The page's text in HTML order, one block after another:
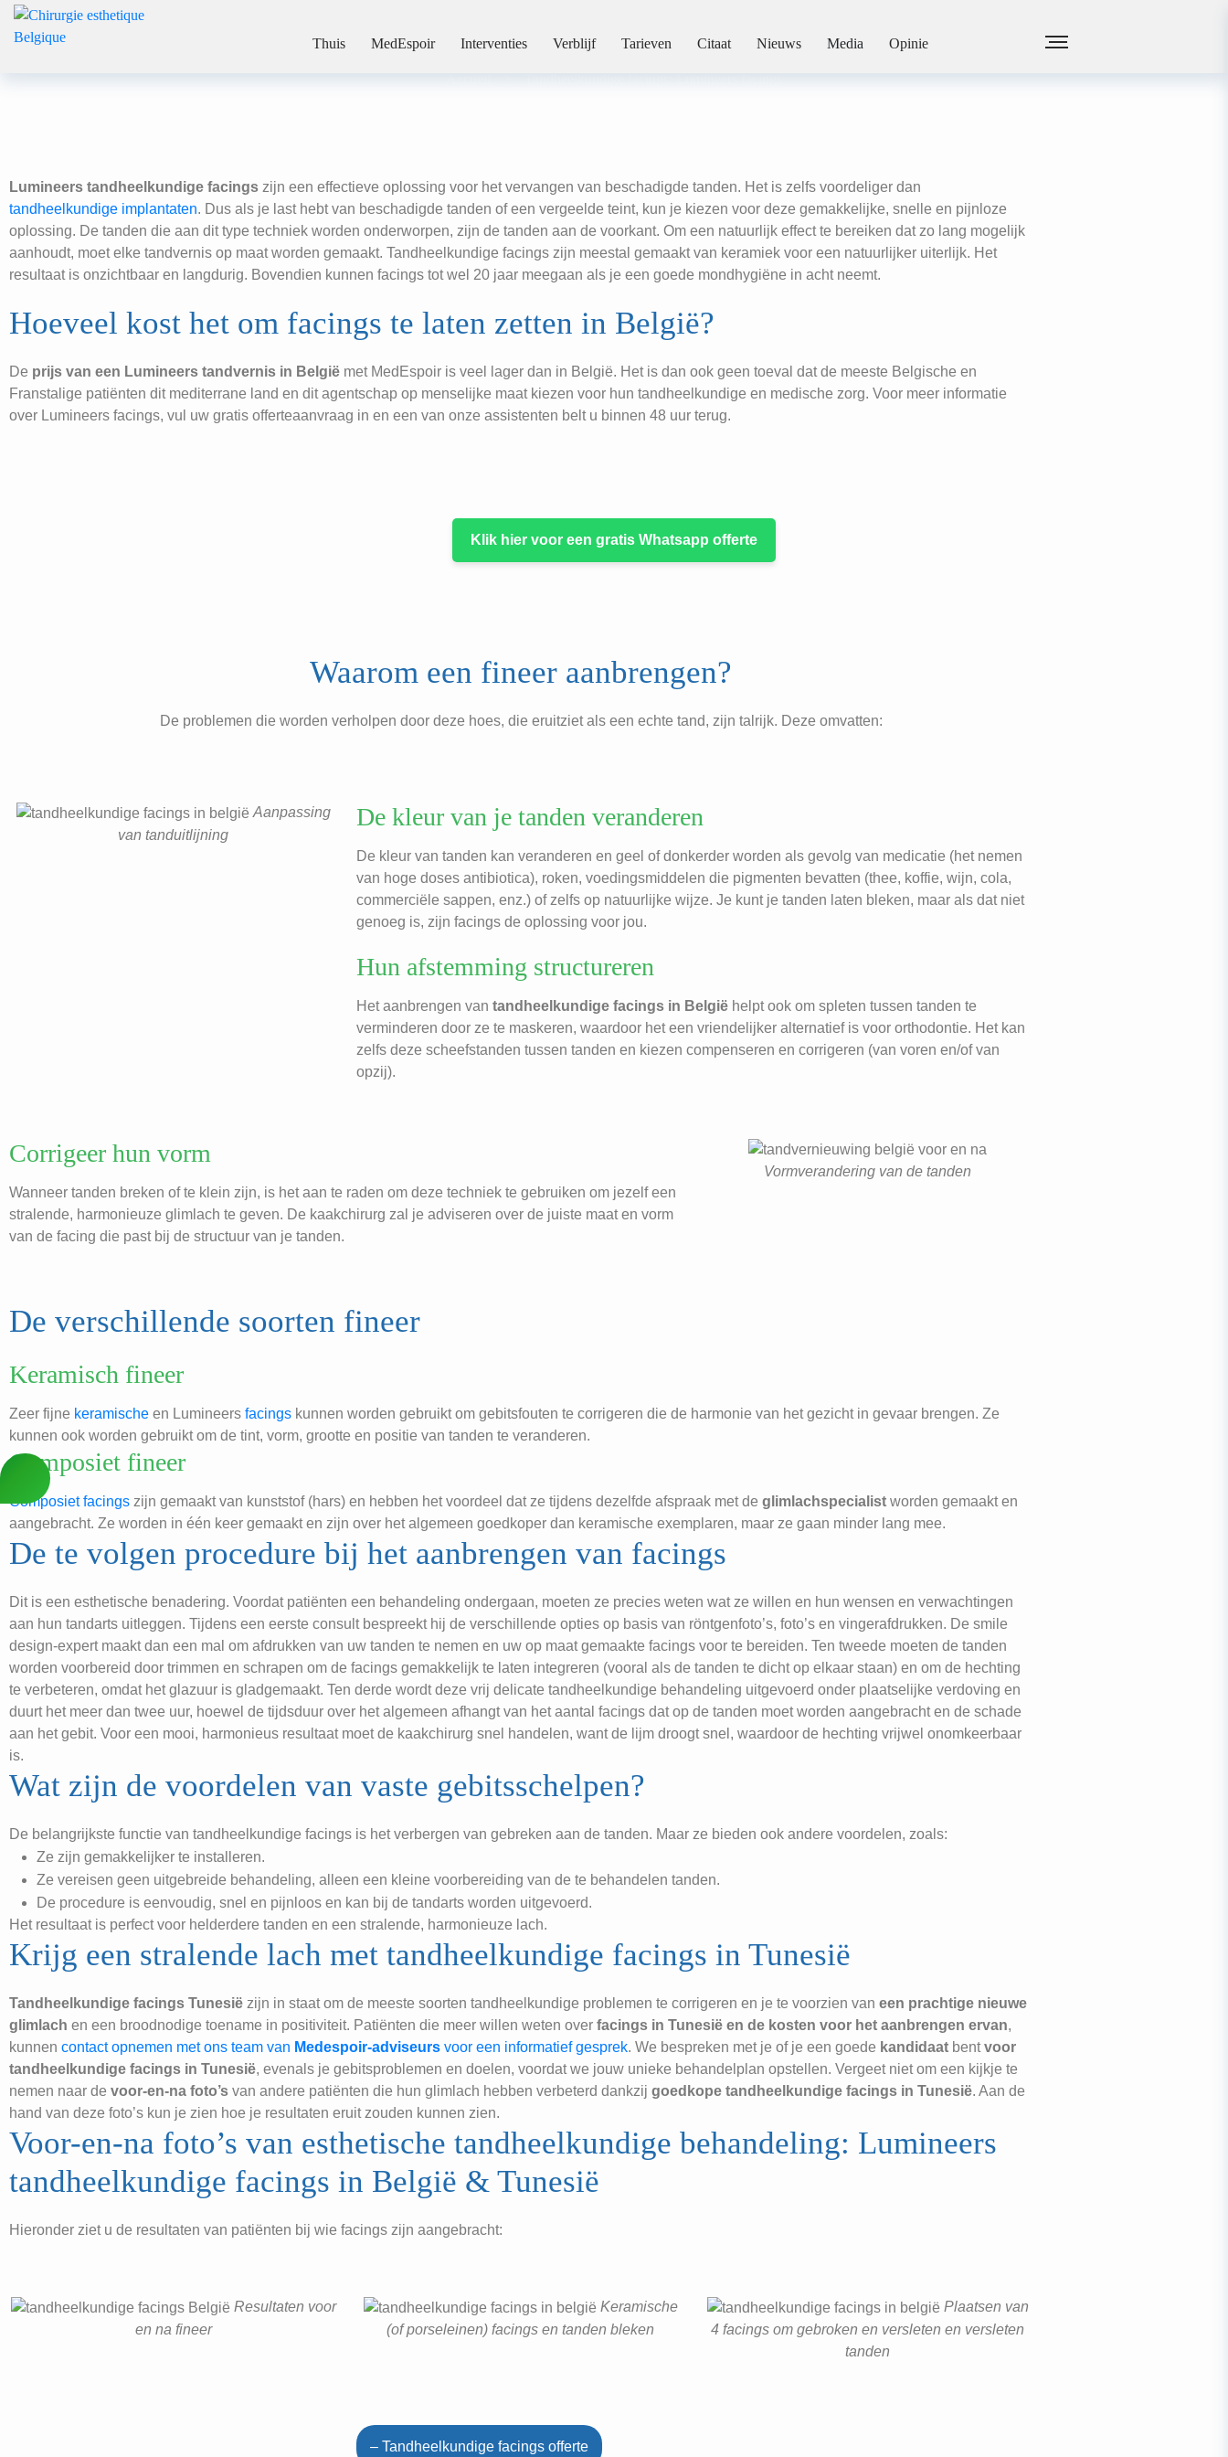
Thuis MedEspoir Interventies Verblijf Tarieven Citaat Nieuws Media Opinie
Lumineers tandheelkundige facings zijn een effectieve oplossing voor het vervangen van beschadigde tanden. Het is zelfs voordeliger dan
tandheelkundige implantaten. Dus als je last hebt van beschadigde tanden of een vergeelde teint, kun je kiezen voor deze gemakkelijke, snelle en pijnloze
oplossing. De tanden die aan dit type techniek worden onderworpen, zijn de tanden aan de voorkant. Om een natuurlijk effect te bereiken dat zo lang mogelijk
aanhoudt, moet elke tandvernis op maat worden gemaakt. Tandheelkundige facings zijn meestal gemaakt van keramiek voor een natuurlijker uiterlijk. Het
resultaat is onzichtbaar en langdurig. Bovendien kunnen facings tot wel 20 jaar meegaan als je een goede mondhygiëne in acht neemt.
Hoeveel kost het om facings te laten zetten in België?
De prijs van een Lumineers tandvernis in België met MedEspoir is veel lager dan in België. Het is dan ook geen toeval dat de meeste Belgische en
Franstalige patiënten dit mediterrane land en dit agentschap op menselijke maat kiezen voor hun tandheelkundige en medische zorg. Voor meer informatie
over Lumineers facings, vul uw gratis offerteaanvraag in en een van onze assistenten belt u binnen 48 uur terug.
Klik hier voor een gratis Whatsapp offerte
Waarom een fineer aanbrengen?
De problemen die worden verholpen door deze hoes, die eruitziet als een echte tand, zijn talrijk. Deze omvatten:
Aanpassing
van tanduitlijning
De kleur van je tanden veranderen
De kleur van tanden kan veranderen en geel of donkerder worden als gevolg van medicatie (het nemen
van hoge doses antibiotica), roken, voedingsmiddelen die pigmenten bevatten (thee, koffie, wijn, cola,
commerciële sappen, enz.) of zelfs op natuurlijke wijze. Je kunt je tanden laten bleken, maar als dat niet
genoeg is, zijn facings de oplossing voor jou.
Hun afstemming structureren
Het aanbrengen van tandheelkundige facings in Belgiëhelpt ook om spleten tussen tanden te
verminderen door ze te maskeren, waardoor het een vriendelijker alternatief is voor orthodontie. Het kan
zelfs deze scheefstanden tussen tanden en kiezen compenseren en corrigeren (van voren en/of van
opzij).
Corrigeer hun vorm
Wanneer tanden breken of te klein zijn, is het aan te raden om deze techniek te gebruiken om jezelf een
stralende, harmonieuze glimlach te geven. De kaakchirurg zal je adviseren over de juiste maat en vorm
van de facing die past bij de structuur van je tanden.
Vormverandering van de tanden
De verschillende soorten fineer
Keramisch fineer
Zeer fijne keramische en Lumineers facings kunnen worden gebruikt om gebitsfouten te corrigeren die de harmonie van het gezicht in gevaar brengen. Ze
kunnen ook worden gebruikt om de tint, vorm, grootte en positie van tanden te veranderen.
Composiet fineer
Composiet facings zijn gemaakt van kunststof (hars) en hebben het voordeel dat ze tijdens dezelfde afspraak met de glimlachspecialist worden gemaakt en
aangebracht. Ze worden in één keer gemaakt en zijn over het algemeen goedkoper dan keramische exemplaren, maar ze gaan minder lang mee.
De te volgen procedure bij het aanbrengen van facings
Dit is een esthetische benadering. Voordat patiënten een behandeling ondergaan, moeten ze precies weten wat ze willen en hun wensen en verwachtingen
aan hun tandarts uitleggen. Tijdens een eerste consult bespreekt hij de verschillende opties op basis van röntgenfoto’s, foto’s en vingerafdrukken. De smile
design-expert maakt dan een mal om afdrukken van uw tanden te nemen en uw op maat gemaakte facings voor te bereiden. Ten tweede moeten de tanden
worden voorbereid door trimmen en schrapen om de facings gemakkelijk te laten integreren (vooral als de tanden te dicht op elkaar staan) en om de hechting
te verbeteren, omdat het glazuur is gladgemaakt. Ten derde wordt deze vrij delicate tandheelkundige behandeling uitgevoerd onder plaatselijke verdoving en
duurt het meer dan twee uur, hoewel de tijdsduur over het algemeen afhangt van het aantal facings dat op de tanden moet worden aangebracht en de schade
aan het gebit. Voor een mooi, harmonieus resultaat moet de kaakchirurg snel handelen, want de lijm droogt snel, waardoor de hechting vrijwel onomkeerbaar
is.
Wat zijn de voordelen van vaste gebitsschelpen?
De belangrijkste functie van tandheelkundige facings is het verbergen van gebreken aan de tanden. Maar ze bieden ook andere voordelen, zoals:
Ze zijn gemakkelijker te installeren.
Ze vereisen geen uitgebreide behandeling, alleen een kleine voorbereiding van de te behandelen tanden.
De procedure is eenvoudig, snel en pijnloos en kan bij de tandarts worden uitgevoerd.
Het resultaat is perfect voor helderdere tanden en een stralende, harmonieuze lach.
Krijg een stralende lach met tandheelkundige facings in Tunesië
Tandheelkundige facings Tunesië zijn in staat om de meeste soorten tandheelkundige problemen te corrigeren en je te voorzien van een prachtige nieuwe
glimlach en een broodnodige toename in positiviteit. Patiënten die meer willen weten over facings in Tunesië en de kosten voor het aanbrengen ervan,
kunnen contact opnemen met ons team van Medespoir-adviseurs voor een informatief gesprek. We bespreken met je of je een goede kandidaat bentvoor
tandheelkundige facings in Tunesië, evenals je gebitsproblemen en doelen, voordat we jouw unieke behandelplan opstellen. Vergeet niet om een kijkje te
nemen naar de voor-en-na foto’s van andere patiënten die hun glimlach hebben verbeterd dankzij goedkope tandheelkundige facings in Tunesië. Aan de
hand van deze foto’s kun je zien hoe je resultaten eruit zouden kunnen zien.
Voor-en-na foto’s van esthetische tandheelkundige behandeling: Lumineers
tandheelkundige facings in België & Tunesië
Hieronder ziet u de resultaten van patiënten bij wie facings zijn aangebracht:
Resultaten voor
en na fineer
Keramische
(of porseleinen) facings en tanden bleken
Plaatsen van
4 facings om gebroken en versleten en versleten
tanden
– Tandheelkundige facings offerte